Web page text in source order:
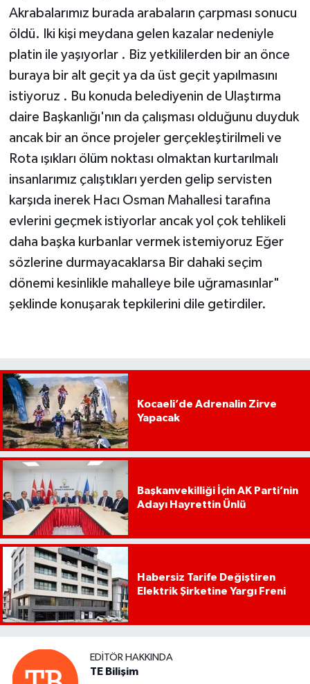
Akrabalarımız burada arabaların çarpması sonucu
öldü. Iki kişi meydana gelen kazalar nedeniyle
platin ile yaşıyorlar . Biz yetkililerden bir an önce
buraya bir alt geçit ya da üst geçit yapılmasını
istiyoruz . Bu konuda belediyenin de Ulaştırma
daire Başkanlığı'nın da çalışması olduğunu duyduk
ancak bir an önce projeler gerçekleştirilmeli ve
Rota ışıkları ölüm noktası olmaktan kurtarılmalı
insanlarımız çalıştıkları yerden gelip servisten
karşıda inerek Hacı Osman Mahallesi tarafına
evlerini geçmek istiyorlar ancak yol çok tehlikeli
daha başka kurbanlar vermek istemiyoruz Eğer
sözlerine durmayacaklarsa Bir dahaki seçim
dönemi kesinlikle mahalleye bile uğramasınlar"
şeklinde konuşarak tepkilerini dile getirdiler.
Kocaeli’de Adrenalin Zirve
Yapacak
Başkanvekilliği İçin AK Parti’nin
Adayı Hayrettin Ünlü
Habersiz Tarife Değiştiren
Elektrik Şirketine Yargı Freni
EDITÖR HAKKINDA
TE Bilişim